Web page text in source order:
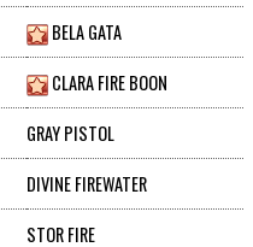
BELA GATA
CLARA FIRE BOON
GRAY PISTOL
DIVINE FIREWATER
STOR FIRE